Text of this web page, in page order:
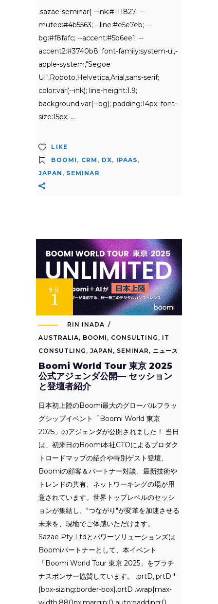
.sazae-seminar{ --ink:#111827; --
muted:#4b5563; --line:#e5e7eb; --
bg:#f8fafc; --accent:#5b6ee1; --
accent2:#3740b8; font-family:system-ui,-
apple-system,"Segoe
UI",Roboto,Helvetica,Arial,sans-serif;
color:var(--ink); line-height:1.9;
background:var(--bg); padding:14px; font-
size:15px;
LIKE
BOOMI , CRM , DX, IPAAS ,
JAPAN , SEMINAR
9月
1
RIN INADA
AUSTRALIA, BOOMI , CONSULTING , IT
CONSUTLING , JAPAN , SEMINAR , ニュース
Boomi World Tour 東京 2025
公式アジェンダ公開― セッション
と登壇者紹介
日本初上陸のBoomi最大のグローバルフラッ
グシップイベント「Boomi World 東京
2025」のアジェンダが公開されました！ 当日
は、初来日のBoomi本社CTOによるプロダク
トロードマップの紹介や特別ゲスト登壇、
Boomiの顧客＆パートナー対談、最新技術や
トレンドの共有、ネットワーキングの場が用
意されています。世界トップレベルのセッシ
ョンが集結し、"つながり"が変革を加速させる
未来を、現地でご体感いただけます。
Sazae Pty Ltdとパワーソリューションズは
Boomiパートナーとして、本イベント
「Boomi World Tour 東京 2025」をプラチ
ナスポンサー協賛しています。 .prtD,.prtD *
{box-sizing:border-box}.prtD .wrap{max-